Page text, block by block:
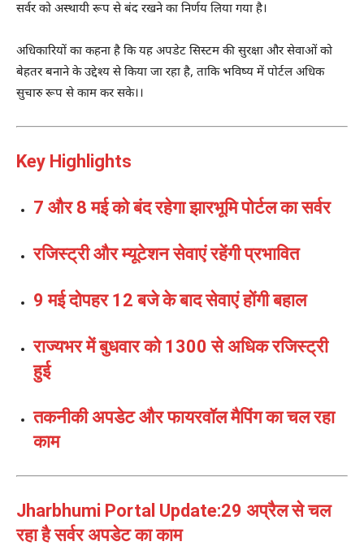
सर्वर को अस्थायी रूप से बंद रखने का निर्णय लिया गया है।
अधिकारियों का कहना है कि यह अपडेट सिस्टम की सुरक्षा और सेवाओं को
बेहतर बनाने के उद्देश्य से किया जा रहा है, ताकि भविष्य में पोर्टल अधिक
सुचारु रूप से काम कर सके।।
Key Highlights
7 और 8 मई को बंद रहेगा झारभूमि पोर्टल का सर्वर
रजिस्ट्री और म्यूटेशन सेवाएं रहेंगी प्रभावित
9 मई दोपहर 12 बजे के बाद सेवाएं होंगी बहाल
राज्यभर में बुधवार को 1300 से अधिक रजिस्ट्री
हुई
तकनीकी अपडेट और फायरवॉल मैपिंग का चल रहा
काम
Jharbhumi Portal Update:29 अप्रैल से चल
रहा है सर्वर अपडेट का काम